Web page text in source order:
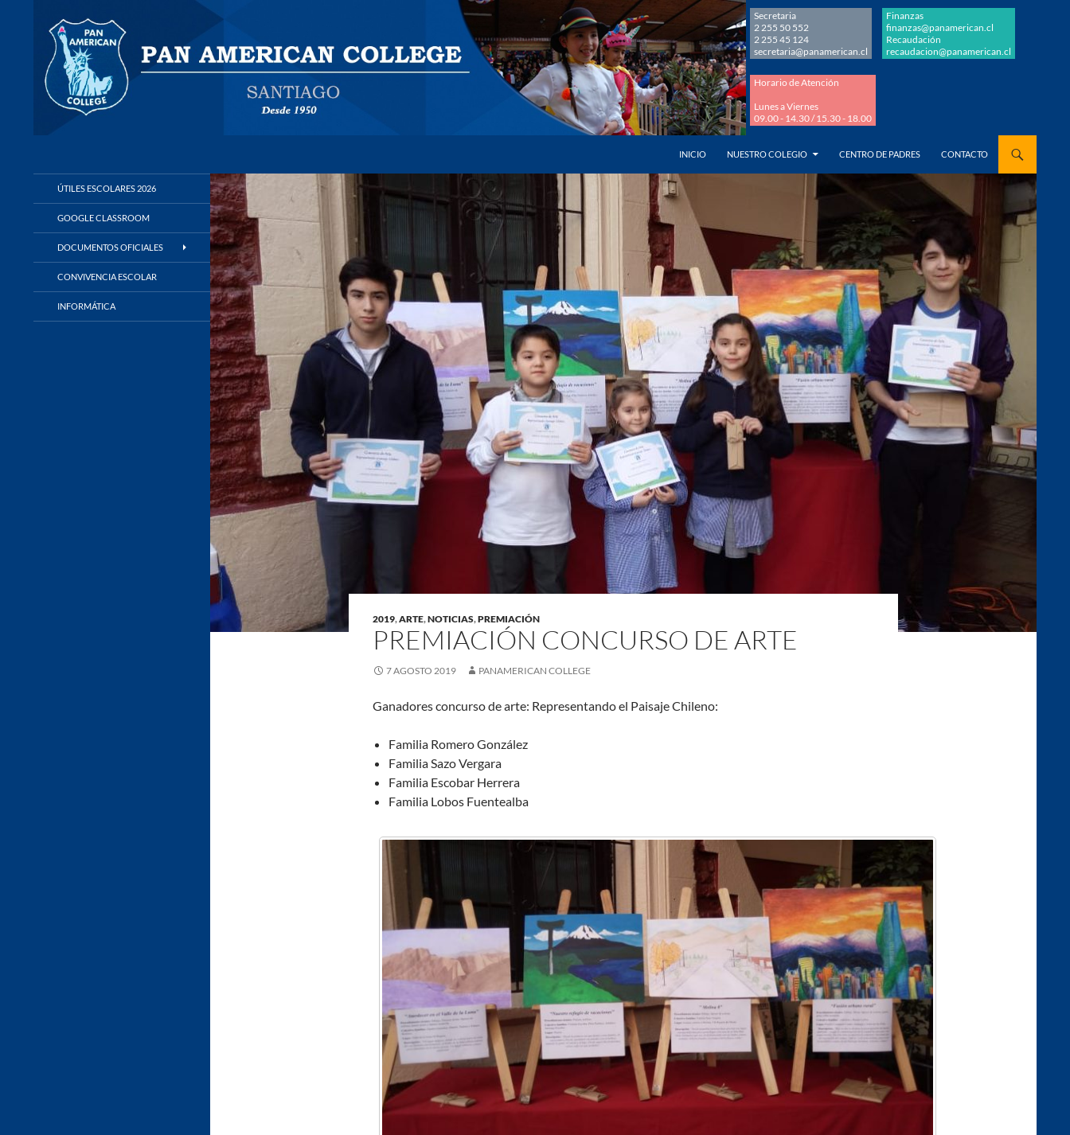
Secretaria
2 255 50 552
2 255 45 124
secretaria@panamerican.cl
Finanzas
finanzas@panamerican.cl
Recaudación
recaudacion@panamerican.cl
Horario de Atención
Lunes a Viernes
09.00 - 14.30 / 15.30 - 18.00
INICIO
NUESTRO COLEGIO CENTRO DE PADRES CONTACTO
2019,ARTE,NOTICIAS,PREMIACIÓN
PREMIACIÓN CONCURSO DE ARTE
7 AGOSTO 2019 PANAMERICAN COLLEGE
Ganadores concurso de arte: Representando el Paisaje Chileno:
Familia Romero González
Familia Sazo Vergara
Familia Escobar Herrera
Familia Lobos Fuentealba
ÚTILES ESCOLARES 2026
GOOGLE CLASSROOM
DOCUMENTOS OFICIALES
CONVIVENCIA ESCOLAR
INFORMÁTICA